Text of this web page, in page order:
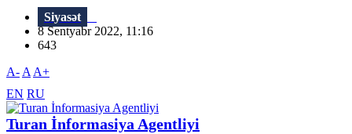
Siyasət
8 Sentyabr 2022, 11:16
643
A- A A+
EN RU
Turan İnformasiya Agentliyi